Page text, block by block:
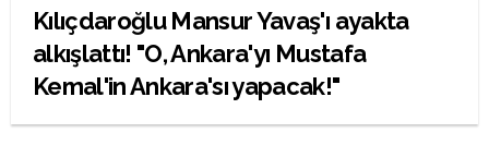
Kılıçdaroğlu Mansur Yavaş'ı ayakta
alkışlattı! "O, Ankara'yı Mustafa
Kemal'in Ankara'sı yapacak!"